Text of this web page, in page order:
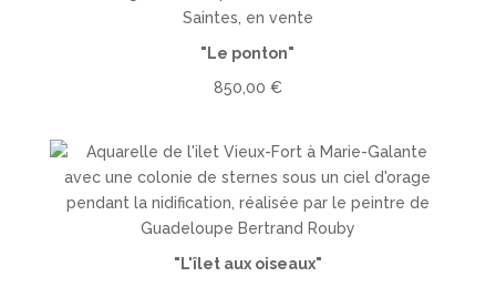
"Le ponton"
850,00 €
"L'îlet aux oiseaux"